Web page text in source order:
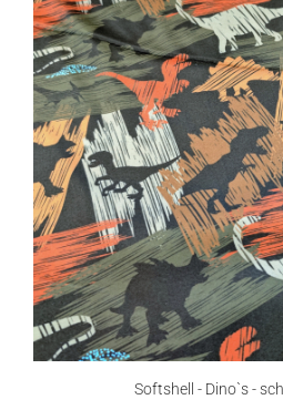
Softshell - Dino`s -